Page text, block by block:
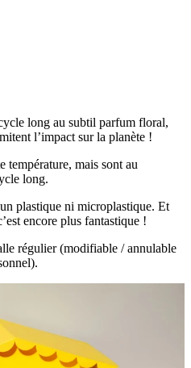
long au subtil parfum floral,
l’impact sur la planète !
température, mais sont au
long.
plastique ni microplastique. Et
encore plus fantastique !
régulier (modifiable / annulable